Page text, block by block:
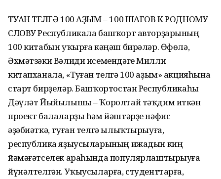
ТУҒАН ТЕЛГӘ 100 АҘЫМ – 100 ШАГОВ К РОДНОМУ
СЛОВУ Республикала башҡорт авторҙарының
100 китабын уҡырға кәңәш бирәләр. Өфөлә,
Әхмәтзәки Вәлиди исемендәге Милли
китапханала, «Туған телгә 100 аҙым» акцияһына
старт бирҙеләр. Башҡортостан Республикаһы
Дәүләт Йыйылышы – Ҡоролтай тәҡдим иткән
проект балаларҙы һәм йәштәрҙе нәфис
әҙәбиәткә, туған телгә ылыҡтырыуға,
республика яҙыусыларының ижадын киң
йәмәғәтселек араһында популярлаштырыуға
йүнәлтелгән. Уҡыусыларға, студенттарға,